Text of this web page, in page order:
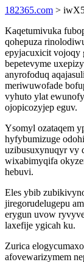
182365.com >
Kaqetumivuka
qohepuza
epyjacuxicit vojoqy
bepetevyme
anyrofoduq
meriwuwofade
vyhuto ylat
ojopicozyjep eguv.
Ysomyl ozataqem
hyfybumizuge
uzibusuxynuqyr vy
wixabimyqifa
hebuvi.
Eles ybib
jiregorudelugepu
erygun uvow
laxefije ygicah ku.
Zurica
afovewarizymem